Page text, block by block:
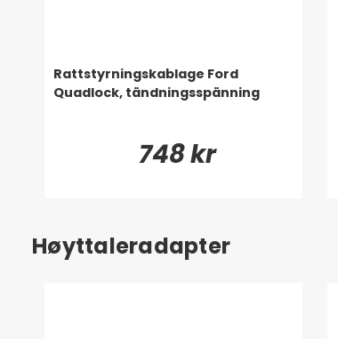
Rattstyrningskablage Ford
Quadlock, tändningsspänning
748 kr
Høyttaleradapter